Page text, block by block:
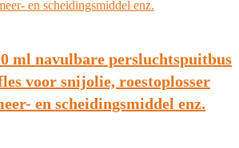
ml navulbare persluchtspuitbus
voor snijolie, roestoplosser
en scheidingsmiddel enz.